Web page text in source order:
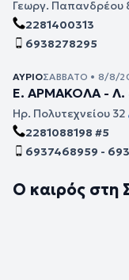
Γεωργ. Παπανδρέου
2281400313
6938278295
ΑΎΡΙΟΣΆΒΒΑΤΟ • 8/8/
Ε. ΑΡΜΑΚΟΛΑ -
Ηρ. Πολυτεχνείου 32
2281088198 #5
6937468959 -
Ο καιρός στη